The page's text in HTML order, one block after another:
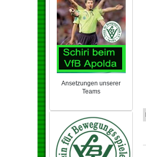
Ansetzungen unserer
Teams